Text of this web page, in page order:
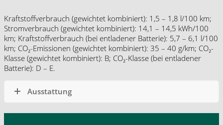
Kraftstoffverbrauch (gewichtet kombiniert): 1,5 – 1,8 l/100 km;
Stromverbrauch (gewichtet kombiniert): 14,1 – 14,5 kWh/100
km; Kraftstoffverbrauch (bei entladener Batterie): 5,7 – 6,1 l/100
km; CO₂-Emissionen (gewichtet kombiniert): 35 – 40 g/km; CO₂-
Klasse (gewichtet kombiniert): B; CO₂-Klasse (bei entladener
Batterie): D – E.
Ausstattung